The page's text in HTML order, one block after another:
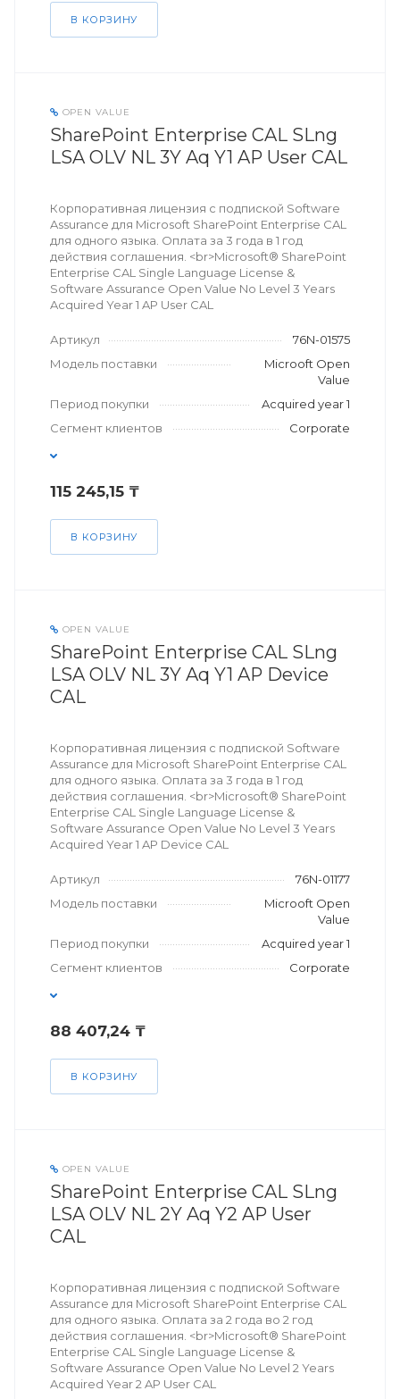
В КОРЗИНУ
OPEN VALUE
SharePoint Enterprise CAL SLng
LSA OLV NL 3Y Aq Y1 AP User CAL
Корпоративная лицензия с подпиской Software
Assurance для Microsoft SharePoint Enterprise CAL
для одного языка. Оплата за 3 года в 1 год
действия соглашения. <br>Microsoft® SharePoint
Enterprise CAL Single Language License &
Software Assurance Open Value No Level 3 Years
Acquired Year 1 AP User CAL
Артикул
76N-01575
Модель поставки
Microoft Open
Value
Период покупки
Acquired year 1
Сегмент клиентов
Corporate
115 245,15 ₸
В КОРЗИНУ
OPEN VALUE
SharePoint Enterprise CAL SLng
LSA OLV NL 3Y Aq Y1 AP Device
CAL
Корпоративная лицензия с подпиской Software
Assurance для Microsoft SharePoint Enterprise CAL
для одного языка. Оплата за 3 года в 1 год
действия соглашения. <br>Microsoft® SharePoint
Enterprise CAL Single Language License &
Software Assurance Open Value No Level 3 Years
Acquired Year 1 AP Device CAL
Артикул
76N-01177
Модель поставки
Microoft Open
Value
Период покупки
Acquired year 1
Сегмент клиентов
Corporate
88 407,24 ₸
В КОРЗИНУ
OPEN VALUE
SharePoint Enterprise CAL SLng
LSA OLV NL 2Y Aq Y2 AP User
CAL
Корпоративная лицензия с подпиской Software
Assurance для Microsoft SharePoint Enterprise CAL
для одного языка. Оплата за 2 года во 2 год
действия соглашения. <br>Microsoft® SharePoint
Enterprise CAL Single Language License &
Software Assurance Open Value No Level 2 Years
Acquired Year 2 AP User CAL